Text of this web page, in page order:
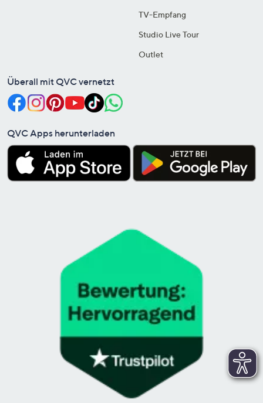
TV-Empfang
Studio Live Tour
Outlet
Überall mit QVC vernetzt
QVC Apps herunterladen